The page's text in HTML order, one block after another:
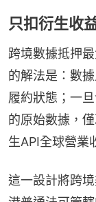
只扣衍生收
跨境數據抵押
的解法是：數
履約狀態；一
的原始數據，
生API全球營業
這一設計將跨